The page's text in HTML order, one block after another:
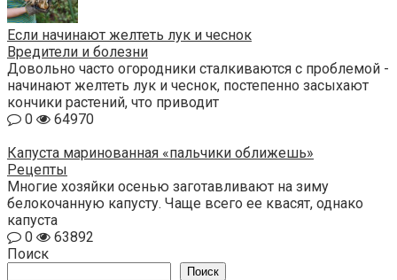
Если начинают желтеть лук и чеснок
Вредители и болезни
Довольно часто огородники сталкиваются с проблемой -
начинают желтеть лук и чеснок, постепенно засыхают
кончики растений, что приводит
0
64970
Капуста маринованная «пальчики оближешь»
Рецепты
Многие хозяйки осенью заготавливают на зиму
белокочанную капусту. Чаще всего ее квасят, однако
капуста
0
63892
Поиск
Поиск